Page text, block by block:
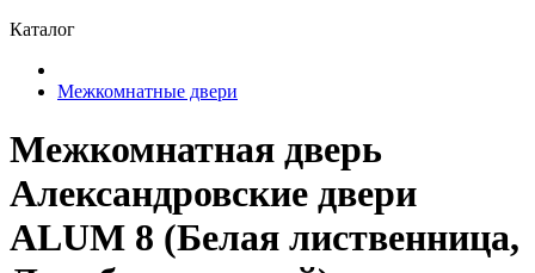
Каталог
Межкомнатные двери
Межкомнатная дверь
Александровские двери
ALUM 8 (Белая лиственница,